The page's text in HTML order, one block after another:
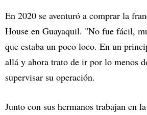
En 2020 se aventuró a comprar la
House en Guayaquil. "No fue fácil,
que estaba un poco loco. En un
allá y ahora trato de ir por lo menos
supervisar su operación.
Junto con sus hermanos trabajan en